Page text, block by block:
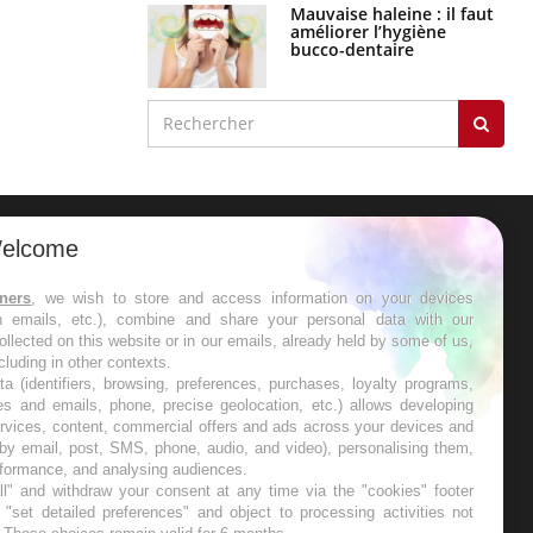
Mauvaise haleine : il faut
améliorer l’hygiène
bucco-dentaire
les semaines les meilleures
, we wish to store and access information on your devices
emails, etc.), combine and share your personal data with our
on this website or in our emails, already held by some of us,
in other contexts.
(identifiers, browsing, preferences, purchases, loyalty programs,
and emails, phone, precise geolocation, etc.) allows developing
content, commercial offers and ads across your devices and
email, post, SMS, phone, audio, and video), personalising them,
and analysing audiences.
and withdraw your consent at any time via the "cookies" footer
detailed preferences" and object to processing activities not